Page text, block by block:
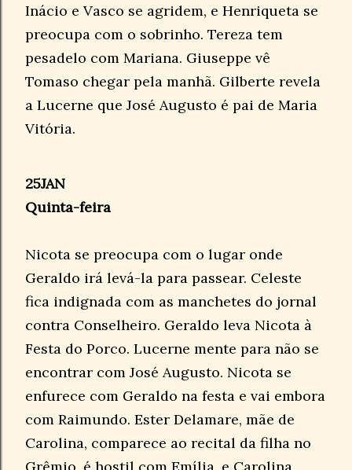
Inácio e Vasco se agridem, e Henriqueta se
preocupa com o sobrinho. Tereza tem
pesadelo com Mariana. Giuseppe vê
Tomaso chegar pela manhã. Gilberte revela
a Lucerne que José Augusto é pai de Maria
Vitória.
25JAN
Quinta-feira
Nicota se preocupa com o lugar onde
Geraldo irá levá-la para passear. Celeste
fica indignada com as manchetes do jornal
contra Conselheiro. Geraldo leva Nicota à
Festa do Porco. Lucerne mente para não se
encontrar com José Augusto. Nicota se
enfurece com Geraldo na festa e vai embora
com Raimundo. Ester Delamare, mãe de
Carolina, comparece ao recital da filha no
Grêmio, é hostil com Emília, e Carolina